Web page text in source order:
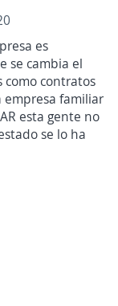
es
se cambia el
como contratos
empresa familiar
esta gente no
se lo ha